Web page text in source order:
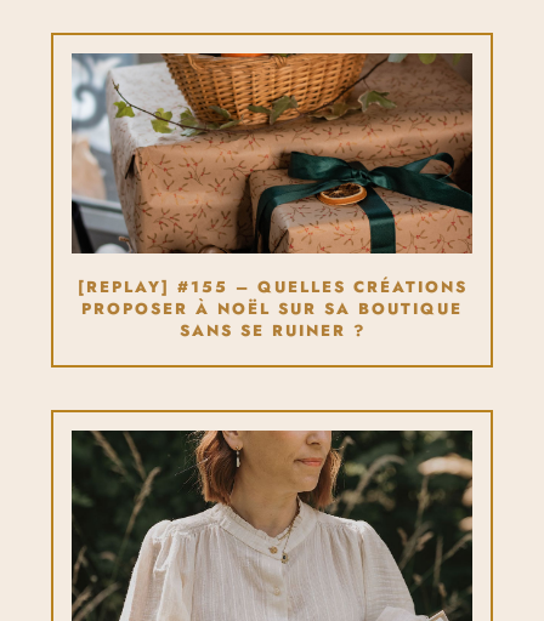
[REPLAY] #155 – QUELLES CRÉATIONS
PROPOSER À NOËL SUR SA BOUTIQUE
SANS SE RUINER ?